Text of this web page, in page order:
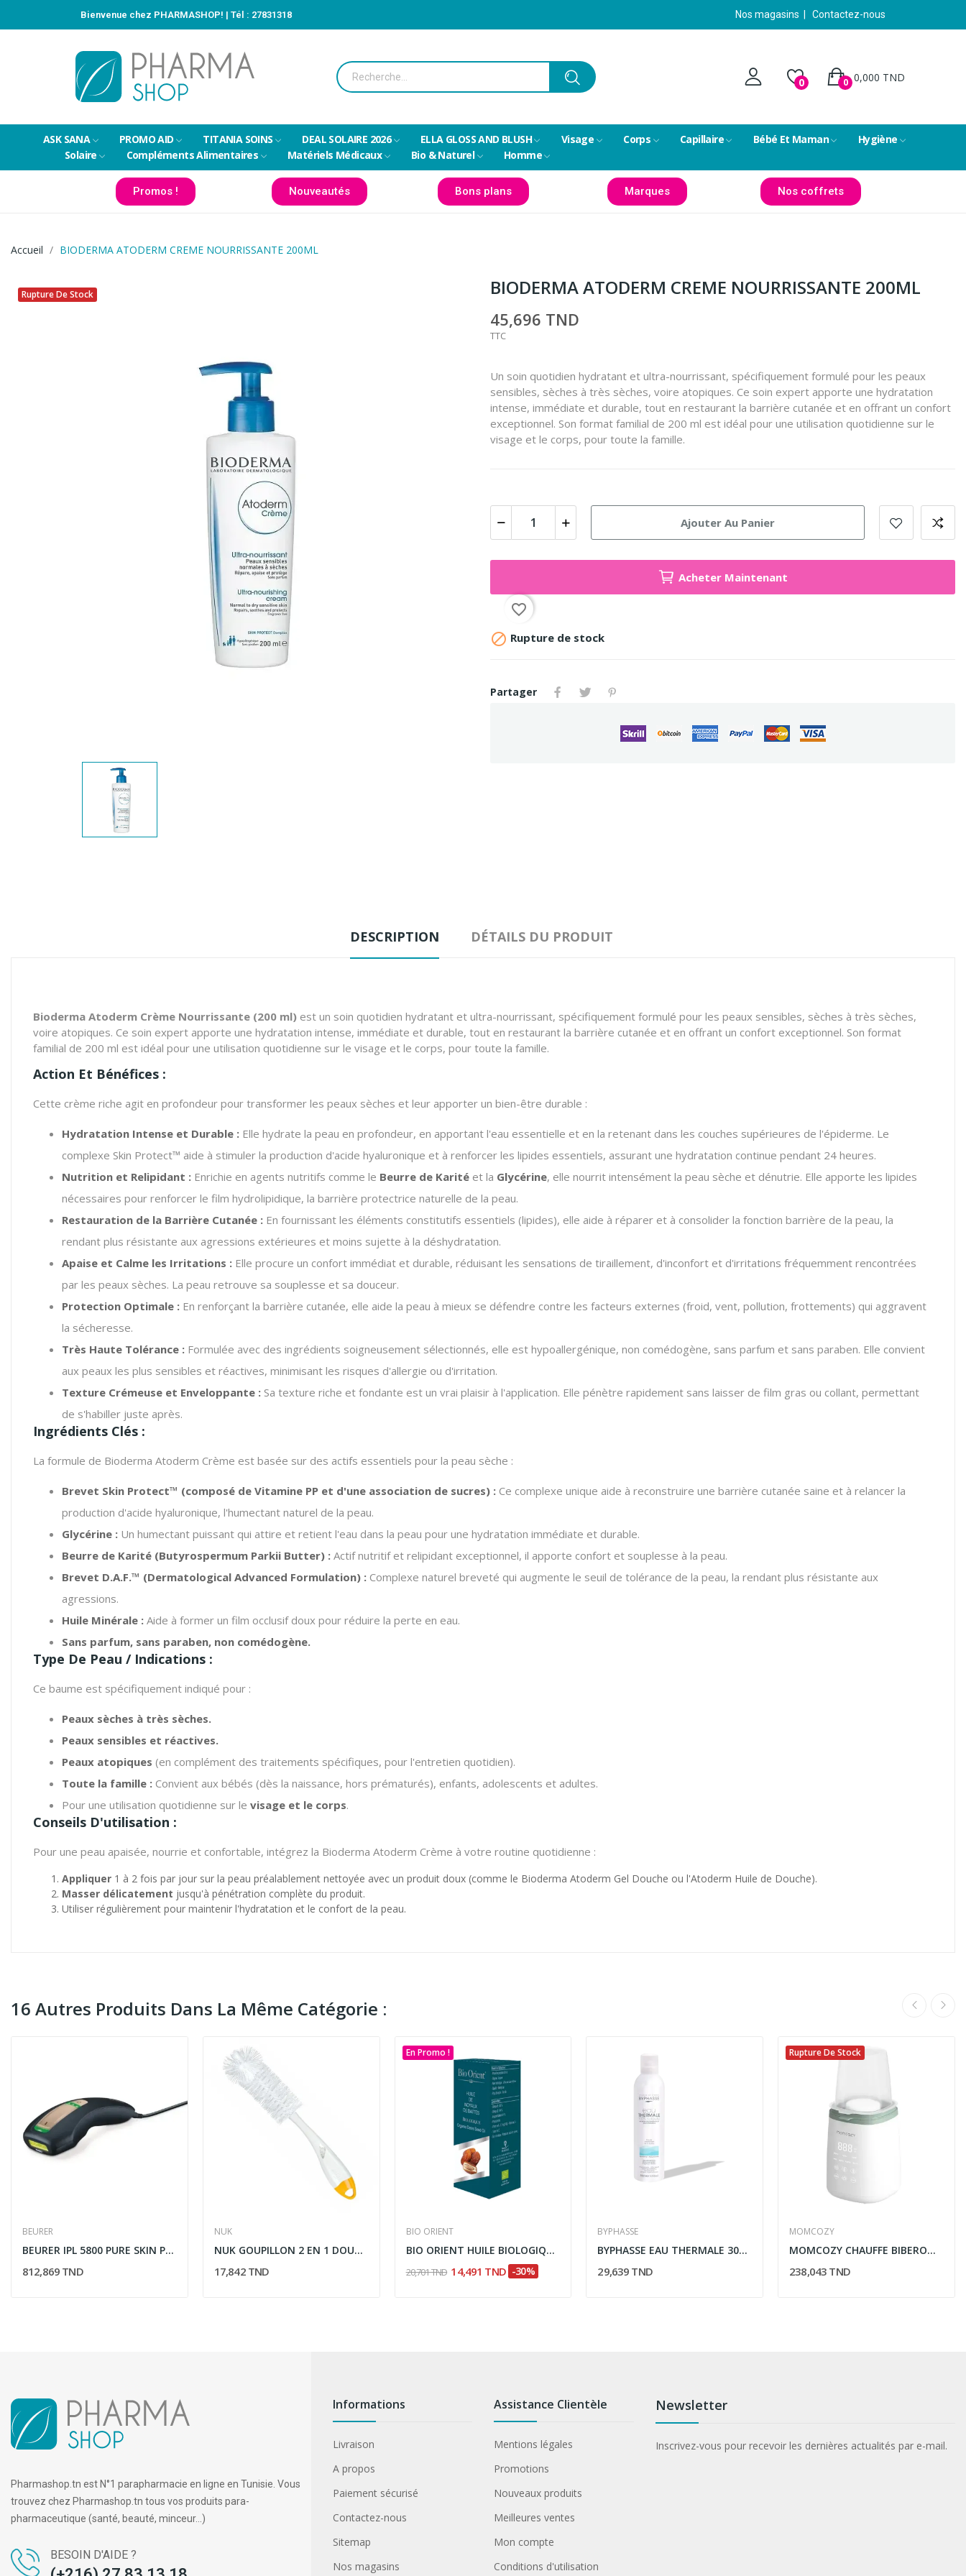
Bienvenue chez PHARMASHOP! | Tél : 27831318 Nos magasins Contactez-nous
0 0,000 TND
0
ASK SANA PROMO AID TITANIA SOINS DEAL SOLAIRE 2026 ELLA GLOSS AND BLUSH Visage Corps Capillaire Bébé Et Maman
Hygiène
Solaire
Compléments Alimentaires Matériels Médicaux Bio & Naturel Homme
Promos ! Nouveautés Bons plans Marques Nos coffrets
Accueil BIODERMA ATODERM CREME NOURRISSANTE 200ML
Rupture De Stock BIODERMA ATODERM CREME NOURRISSANTE 200ML
45,696 TND
TTC
Un soin quotidien hydratant et ultra-nourrissant, spécifiquement formulé pour les peaux
sensibles, sèches à très sèches, voire atopiques. Ce soin expert apporte une hydratation
intense, immédiate et durable, tout en restaurant la barrière cutanée et en offrant un confort
exceptionnel. Son format familial de 200 ml est idéal pour une utilisation quotidienne sur le
visage et le corps, pour toute la famille.
Ajouter Au Panier
Acheter Maintenant
favorite_border
 Rupture de stock
Partager
DESCRIPTION DÉTAILS DU PRODUIT
Bioderma Atoderm Crème Nourrissante (200 ml) est un soin quotidien hydratant et ultra-nourrissant, spécifiquement formulé pour les peaux sensibles, sèches à très sèches,
voire atopiques. Ce soin expert apporte une hydratation intense, immédiate et durable, tout en restaurant la barrière cutanée et en offrant un confort exceptionnel. Son format
familial de 200 ml est idéal pour une utilisation quotidienne sur le visage et le corps, pour toute la famille.
Action Et Bénéfices :
Cette crème riche agit en profondeur pour transformer les peaux sèches et leur apporter un bien-être durable :
Hydratation Intense et Durable : Elle hydrate la peau en profondeur, en apportant l'eau essentielle et en la retenant dans les couches supérieures de l'épiderme. Le
complexe Skin Protect™ aide à stimuler la production d'acide hyaluronique et à renforcer les lipides essentiels, assurant une hydratation continue pendant 24 heures.
Nutrition et Relipidant : Enrichie en agents nutritifs comme le Beurre de Karité et la Glycérine, elle nourrit intensément la peau sèche et dénutrie. Elle apporte les lipides
nécessaires pour renforcer le film hydrolipidique, la barrière protectrice naturelle de la peau.
Restauration de la Barrière Cutanée : En fournissant les éléments constitutifs essentiels (lipides), elle aide à réparer et à consolider la fonction barrière de la peau, la
rendant plus résistante aux agressions extérieures et moins sujette à la déshydratation.
Apaise et Calme les Irritations : Elle procure un confort immédiat et durable, réduisant les sensations de tiraillement, d'inconfort et d'irritations fréquemment rencontrées
par les peaux sèches. La peau retrouve sa souplesse et sa douceur.
Protection Optimale : En renforçant la barrière cutanée, elle aide la peau à mieux se défendre contre les facteurs externes (froid, vent, pollution, frottements) qui aggravent
la sécheresse.
Très Haute Tolérance : Formulée avec des ingrédients soigneusement sélectionnés, elle est hypoallergénique, non comédogène, sans parfum et sans paraben. Elle convient
aux peaux les plus sensibles et réactives, minimisant les risques d'allergie ou d'irritation.
Texture Crémeuse et Enveloppante : Sa texture riche et fondante est un vrai plaisir à l'application. Elle pénètre rapidement sans laisser de film gras ou collant, permettant
de s'habiller juste après.
Ingrédients Clés :
La formule de Bioderma Atoderm Crème est basée sur des actifs essentiels pour la peau sèche :
Brevet Skin Protect™ (composé de Vitamine PP et d'une association de sucres) : Ce complexe unique aide à reconstruire une barrière cutanée saine et à relancer la
production d'acide hyaluronique, l'humectant naturel de la peau.
Glycérine : Un humectant puissant qui attire et retient l'eau dans la peau pour une hydratation immédiate et durable.
Beurre de Karité (Butyrospermum Parkii Butter) : Actif nutritif et relipidant exceptionnel, il apporte confort et souplesse à la peau.
Brevet D.A.F.™ (Dermatological Advanced Formulation) : Complexe naturel breveté qui augmente le seuil de tolérance de la peau, la rendant plus résistante aux
agressions.
Huile Minérale : Aide à former un film occlusif doux pour réduire la perte en eau.
Sans parfum, sans paraben, non comédogène.
Type De Peau / Indications :
Ce baume est spécifiquement indiqué pour :
Peaux sèches à très sèches.
Peaux sensibles et réactives.
Peaux atopiques (en complément des traitements spécifiques, pour l'entretien quotidien).
Toute la famille : Convient aux bébés (dès la naissance, hors prématurés), enfants, adolescents et adultes.
Pour une utilisation quotidienne sur le visage et le corps.
Conseils D'utilisation :
Pour une peau apaisée, nourrie et confortable, intégrez la Bioderma Atoderm Crème à votre routine quotidienne :
Appliquer 1 à 2 fois par jour sur la peau préalablement nettoyée avec un produit doux (comme le Bioderma Atoderm Gel Douche ou l'Atoderm Huile de Douche).
Masser délicatement jusqu'à pénétration complète du produit.
Utiliser régulièrement pour maintenir l'hydratation et le confort de la peau.
16 Autres Produits Dans La Même Catégorie :
BEURER
BEURER IPL 5800 PURE SKIN PRO BLACK - EPILATEUR...
812,869 TND
NUK
NUK GOUPILLON 2 EN 1 DOUBLE FIBRE
17,842 TND
En Promo !
BIO ORIENT
BIO ORIENT HUILE BIOLOGIQUE DE NOYAUX DE DATTES
20,701 TND 14,491 TND -30%
BYPHASSE
BYPHASSE EAU THERMALE 300ML
29,639 TND
Rupture De Stock
MOMCOZY
MOMCOZY CHAUFFE BIBERON STERILISATEUR...
238,043 TND
Pharmashop.tn est N°1 parapharmacie en ligne en Tunisie. Vous
trouvez chez Pharmashop.tn tous vos produits para-
pharmaceutique (santé, beauté, minceur...)
BESOIN D'AIDE ?
Informations
Livraison
A propos
Paiement sécurisé
Contactez-nous
Sitemap
Nos magasins
Assistance Clientèle
Mentions légales
Promotions
Nouveaux produits
Meilleures ventes
Mon compte
Conditions d'utilisation
Newsletter
Inscrivez-vous pour recevoir les dernières actualités par e-mail.